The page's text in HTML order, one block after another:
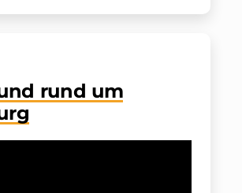
rund um